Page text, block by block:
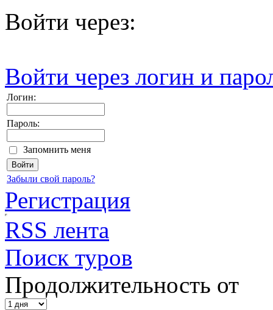
Войти через:
Войти через логин и
Логин:
Пароль:
Запомнить меня
Забыли свой пароль?
Регистрация
RSS лента
Поиск туров
Продолжительность от